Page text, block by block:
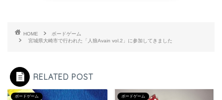
HOME
ボードゲーム
宮城県大崎市で行われた「人狼Avain vol.2」に参加してきました
RELATED POST
ボードゲーム ボードゲーム